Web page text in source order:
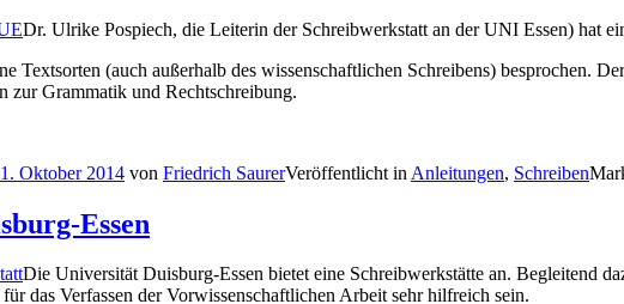
Dr. Ulrike Pospiech, die Leiterin der Schreibwerkstatt an der UNI Essen) hat
Textsorten (auch außerhalb des wissenschaftlichen Schreibens) besprochen.
zur Grammatik und Rechtschreibung.
Oktober 2014 von Friedrich SaurerVeröffentlicht in Anleitungen, Schreiben
Essen
Die Universität Duisburg-Essen bietet eine Schreibwerkstätte an. Begleitend
das Verfassen der Vorwissenschaftlichen Arbeit sehr hilfreich sein.